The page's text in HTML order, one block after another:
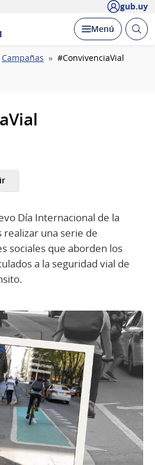
gub.uy
Desplegar
Menú Abrir
Campañas #ConvivenciaVial
Día Internacional de la
una serie de
sociales que aborden los
a la seguridad vial de